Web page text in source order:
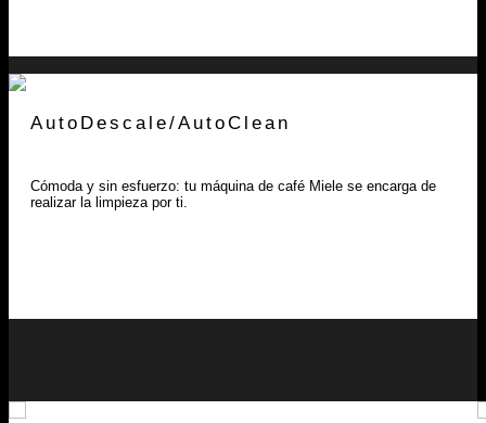
AutoDescale/AutoClean
Cómoda y sin esfuerzo: tu máquina de café Miele se encarga de
realizar la limpieza por ti.